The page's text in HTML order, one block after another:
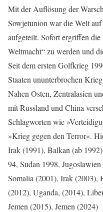
Mit der Auflösung der
Sowjetunion war die Welt
aufgeteilt. Sofort ergriffen
Weltmacht“ zu werden und
Seit dem ersten Golfkrieg
Staaten ununterbrochen
Nahen Osten, Zentralasien
mit Russland und China
Schlagworten wie
»Krieg gegen den Terror«.
Irak (1991), Balkan (ab
94, Sudan 1998,
Somalia (2001), Irak (2003),
(2012), Uganda, (2014),
Jemen (2015), Jemen (2024)